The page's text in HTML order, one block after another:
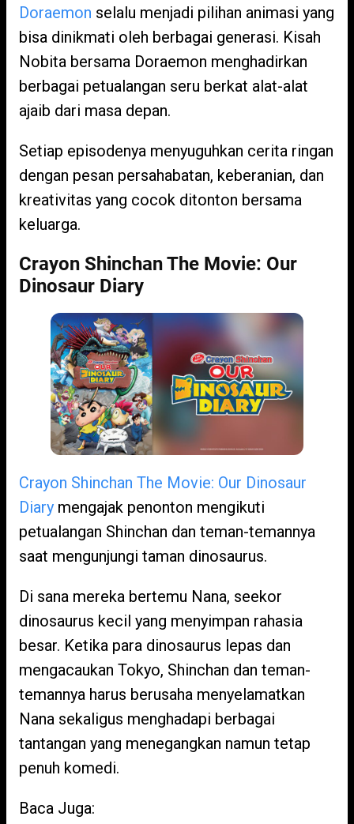
Doraemon selalu menjadi pilihan animasi yang
bisa dinikmati oleh berbagai generasi. Kisah
Nobita bersama Doraemon menghadirkan
berbagai petualangan seru berkat alat-alat
ajaib dari masa depan.
Setiap episodenya menyuguhkan cerita ringan
dengan pesan persahabatan, keberanian, dan
kreativitas yang cocok ditonton bersama
keluarga.
Crayon Shinchan The Movie: Our
Dinosaur Diary
Crayon Shinchan The Movie: Our Dinosaur
Diary mengajak penonton mengikuti
petualangan Shinchan dan teman-temannya
saat mengunjungi taman dinosaurus.
Di sana mereka bertemu Nana, seekor
dinosaurus kecil yang menyimpan rahasia
besar. Ketika para dinosaurus lepas dan
mengacaukan Tokyo, Shinchan dan teman-
temannya harus berusaha menyelamatkan
Nana sekaligus menghadapi berbagai
tantangan yang menegangkan namun tetap
penuh komedi.
Baca Juga: